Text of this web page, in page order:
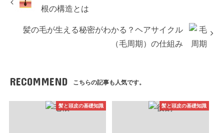
根の構造とは
髪の毛が生える秘密がわかる？ヘアサイクル
（毛周期）の仕組み
RECOMMEND こちらの記事も人気です。
髪と頭皮の基礎知識 髪と頭皮の基礎知識